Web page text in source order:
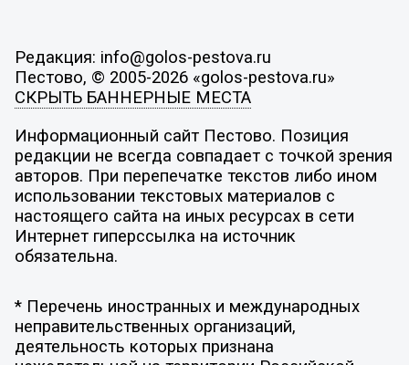
Редакция: info@golos-pestova.ru
Пестово, © 2005-2026 «golos-pestova.ru»
СКРЫТЬ БАННЕРНЫЕ МЕСТА
Информационный сайт Пестово. Позиция
редакции не всегда совпадает с точкой зрения
авторов. При перепечатке текстов либо ином
использовании текстовых материалов с
настоящего сайта на иных ресурсах в сети
Интернет гиперссылка на источник
обязательна.
* Перечень иностранных и международных
неправительственных организаций,
деятельность которых признана